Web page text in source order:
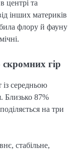
центрі та
інших материків
флору й фауну
гір
середньою
Близько 87%
на три
стабільне,